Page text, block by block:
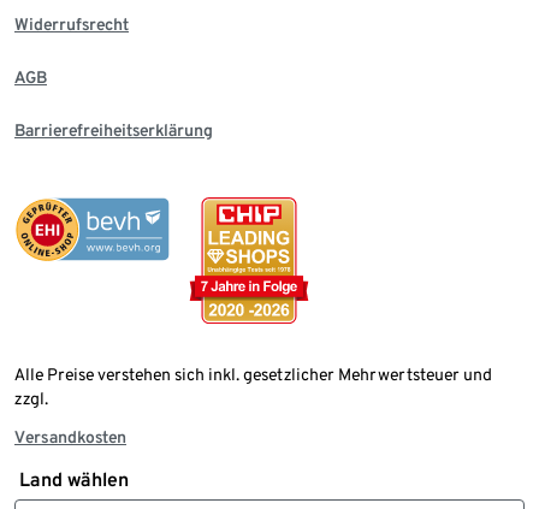
Widerrufsrecht
AGB
Barrierefreiheitserklärung
Alle Preise verstehen sich inkl. gesetzlicher Mehrwertsteuer und
zzgl.
Versandkosten
Land wählen